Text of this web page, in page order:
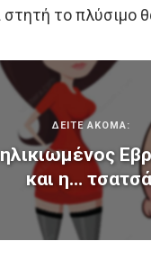
το πλύσιμο
ΔΕΙΤΕ ΑΚΟΜΑ:
και η…